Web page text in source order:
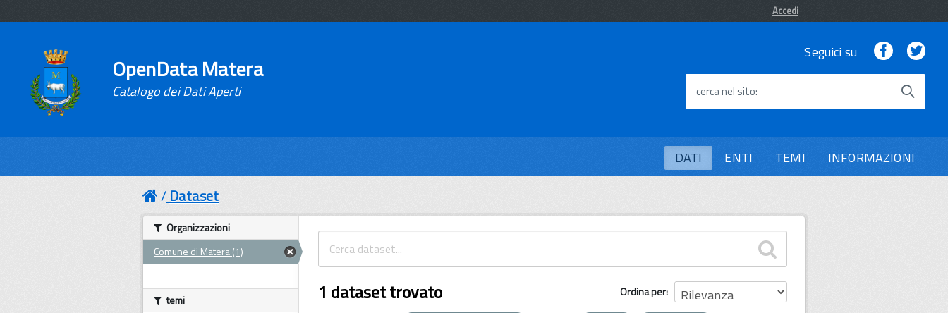
Accedi
OpenData Matera
Catalogo dei Dati Aperti
Seguici su Facebook
cerca nel sito
DATI ENTI TEMI INFORMAZIONI
Dataset
Ordina per
1 dataset trovato
Organizzazioni
Comune di Matera (1)
temi